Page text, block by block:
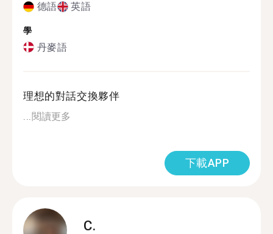
德語 英語
學
丹麥語
理想的對話交換夥伴
閱讀更多
下載APP
C.